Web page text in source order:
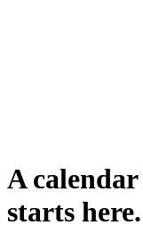
Prêt
A
starts here.